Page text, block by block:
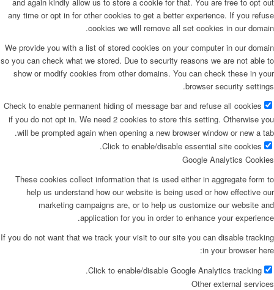
any time or opt in for other cookies to get a better experience. If you refuse
cookies we will remove all set cookies in our domain.
We provide you with a list of stored cookies on your computer in our domain
so you can check what we stored. Due to security reasons we are not able to
show or modify cookies from other domains. You can check these in your
browser security settings.
Check to enable permanent hiding of message bar and refuse all cookies
if you do not opt in. We need 2 cookies to store this setting. Otherwise you
will be prompted again when opening a new browser window or new a tab.
Click to enable/disable essential site cookies.
Google Analytics Cookies
These cookies collect information that is used either in aggregate form to
help us understand how our website is being used or how effective our
marketing campaigns are, or to help us customize our website and
application for you in order to enhance your experience.
If you do not want that we track your visit to our site you can disable tracking
in your browser here:
Click to enable/disable Google Analytics tracking.
Other external services